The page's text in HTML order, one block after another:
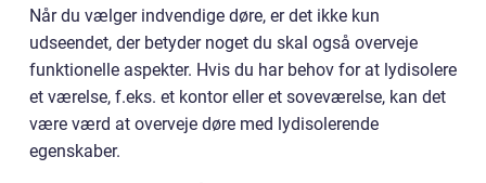
Når du vælger indvendige døre, er det ikke kun
udseendet, der betyder noget du skal også overveje
funktionelle aspekter. Hvis du har behov for at lydisolere
et værelse, f.eks. et kontor eller et soveværelse, kan det
være værd at overveje døre med lydisolerende
egenskaber.